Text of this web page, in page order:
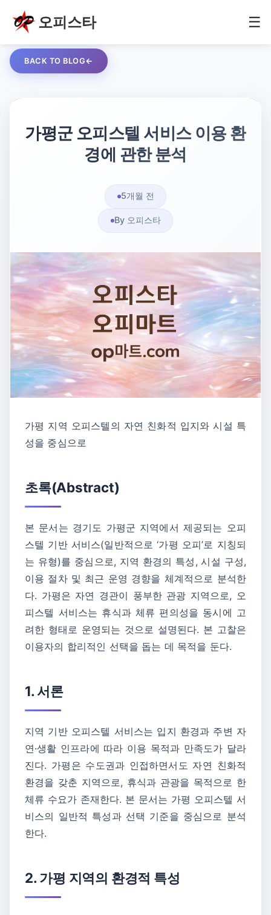
오피스타 ☰
BACK TO BLOG
가평군 오피스텔 서비스 이용 환
경에 관한 분석
5개월 전
By 오피스타
가평 지역 오피스텔의 자연 친화적 입지와 시설 특
성을 중심으로
초록(Abstract)
본 문서는 경기도 가평군 지역에서 제공되는 오피
스텔 기반 서비스(일반적으로 ‘가평 오피’로 지칭되
는 유형)를 중심으로, 지역 환경의 특성, 시설 구성,
이용 절차 및 최근 운영 경향을 체계적으로 분석한
다. 가평은 자연 경관이 풍부한 관광 지역으로, 오
피스텔 서비스는 휴식과 체류 편의성을 동시에 고
려한 형태로 운영되는 것으로 설명된다. 본 고찰은
이용자의 합리적인 선택을 돕는 데 목적을 둔다.
1. 서론
지역 기반 오피스텔 서비스는 입지 환경과 주변 자
연·생활 인프라에 따라 이용 목적과 만족도가 달라
진다. 가평은 수도권과 인접하면서도 자연 친화적
환경을 갖춘 지역으로, 휴식과 관광을 목적으로 한
체류 수요가 존재한다. 본 문서는 가평 오피스텔 서
비스의 일반적 특성과 선택 기준을 중심으로 분석
한다.
2. 가평 지역의 환경적 특성